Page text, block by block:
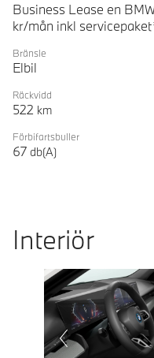
Business Lease en
kr/mån inkl
Bränsle
Elbil
Räckvidd
522 km
Förbifartsbuller
67 db(A)
Interiör
Prevoius